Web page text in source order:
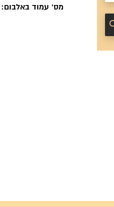
מס' עמוד באלבום: